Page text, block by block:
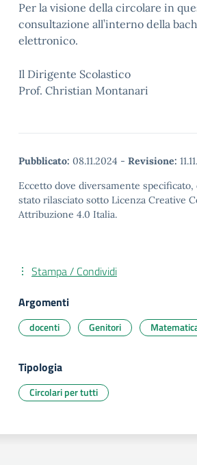
Per la visione della circolare in
consultazione all’interno della
elettronico.
Il Dirigente Scolastico
Prof. Christian Montanari
Pubblicato: 08.11.2024 - Revisione:
Eccetto dove diversamente
stato rilasciato sotto Licenza Creative
Attribuzione 4.0 Italia.
Stampa / Condividi
Argomenti
docenti Genitori
Tipologia
Circolari per tutti